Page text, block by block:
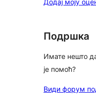
reviews
star
Подршка
Имате нешто
је помоћ?
Види форум